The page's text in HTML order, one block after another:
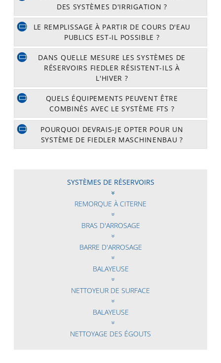
DES SYSTÈMES D'IRRIGATION ?
LE REMPLISSAGE À PARTIR DE COURS D'EAU
PUBLICS EST-IL POSSIBLE ?
DANS QUELLE MESURE LES SYSTÈMES DE
RÉSERVOIRS FIEDLER RÉSISTENT-ILS À
L'HIVER ?
QUELS ÉQUIPEMENTS PEUVENT ÊTRE
COMBINÉS AVEC LE SYSTÈME FTS ?
POURQUOI DEVRAIS-JE OPTER POUR UN
SYSTÈME DE FIEDLER MASCHINENBAU ?
SYSTÈMES DE RÉSERVOIRS
REMORQUE À CITERNE
BRAS D'ARROSAGE
BARRE D'ARROSAGE
BALAYEUSE
NETTOYEUR DE SURFACE
BALAYEUSE
NETTOYAGE DES ÉGOUTS